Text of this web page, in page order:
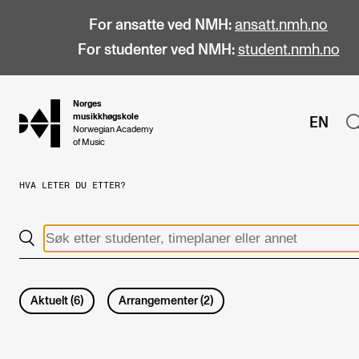
For ansatte ved NMH: ansatt.nmh.no
For studenter ved NMH: student.nmh.no
hjem
Norges
musikkhøgskole
Norwegian Academy
of Music
EN
Alle studier
Master
HVA LETER DU ETTER?
Aktuelt (6) Arrangementer(2)